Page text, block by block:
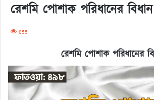
রেশমি পোশাক পরিধানের বিধান
855
রেশমি পোশাক পরিধানের